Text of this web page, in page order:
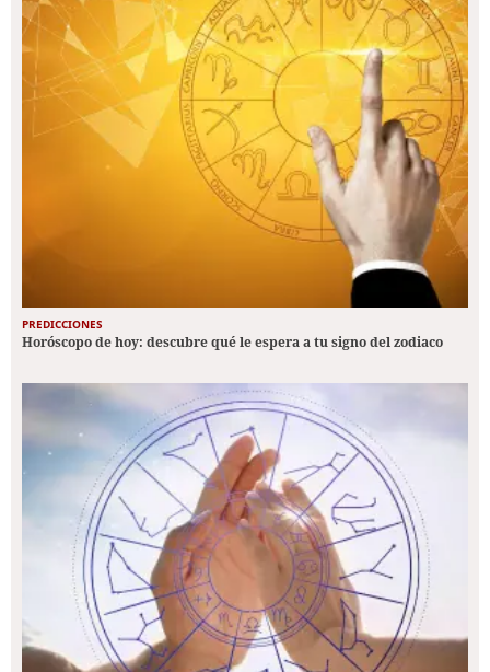
PREDICCIONES
Horóscopo de hoy: descubre qué le espera a tu signo del zodiaco